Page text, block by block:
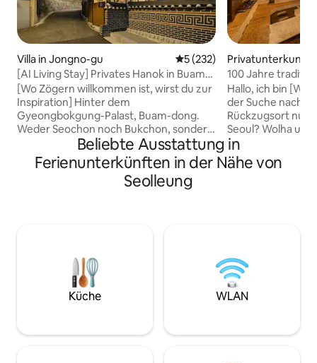
Villa in Jongno-gu Durchschnittliche
5 (232)
[AI Living Stay] Privates Hanok in Buam-
dong, Jongno | Willkommen im Mystix
House, einem Hanok-Aufenthalt mit
Charakter
[Wo Zögern willkommen ist, wirst du zur
Inspiration] Hinter dem
Gyeongbokgung-Palast, Buam-dong.
Weder Seochon noch Bukchon, sondern
das ruhigste Viertel in Seoul. Am Ende
dieser Gasse befand sich ein privates
Hanok-Haus. Der Ort, an dem
Anpyeongdaegun, der Prinz von
Gitterfenster, der Inwangsan-Berg
hinter dem Hof. · Du nutzt das gesamte
Privathaus. Du wirst auf keinen Fall
Badezimmer · Maximal 6 Personen · Hof ·
Privatunterkunft
100 Jahre
#Dongdaemun
#Jongno
Innen-WCs
wolha.jeong
Hallo, ich bin
der Suche nach
Rückzugsort nur
Seoul? Wolha und Jeong sind private
Hanok-
Tag. Es handelt
Unterkunft mit
verbindet.
Diese
50 Pyeong (165
umfasst ein
angelegten
Beliebte Ausstattung in
Ferienunterkünften in der Nähe von
Seolleung
Küche WLAN